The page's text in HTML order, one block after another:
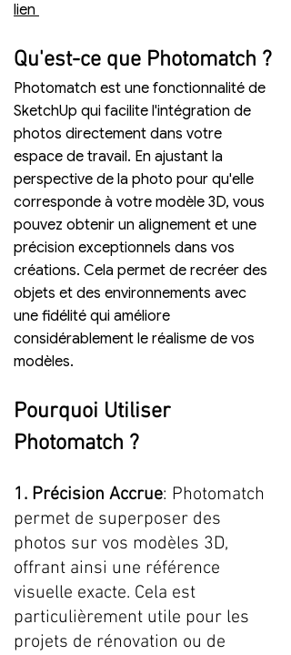
lien
Qu'est-ce que Photomatch ?
Photomatch est une fonctionnalité de
SketchUp qui facilite l'intégration de
photos directement dans votre
espace de travail. En ajustant la
perspective de la photo pour qu'elle
corresponde à votre modèle 3D, vous
pouvez obtenir un alignement et une
précision exceptionnels dans vos
créations. Cela permet de recréer des
objets et des environnements avec
une fidélité qui améliore
considérablement le réalisme de vos
modèles.
Pourquoi Utiliser
Photomatch ?
1. Précision Accrue: Photomatch
permet de superposer des
photos sur vos modèles 3D,
offrant ainsi une référence
visuelle exacte. Cela est
particulièrement utile pour les
projets de rénovation ou de